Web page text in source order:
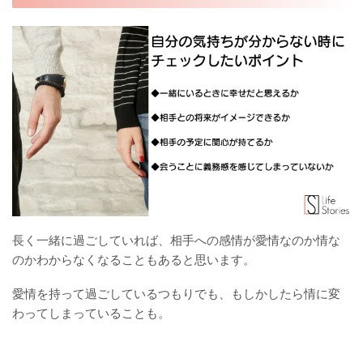
長く一緒に過ごしていれば、相手への感情が愛情なのか情な
のかわからなくなることもあると思います。
愛情を持って過ごしているつもりでも、もしかしたら情に変
わってしまっていることも。